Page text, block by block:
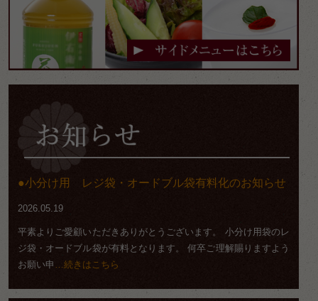
小分け用 レジ袋・オードブル袋有料化のお知らせ
2026.05.19
平素よりご愛顧いただきありがとうございます。 小分け用袋のレ
ジ袋・オードブル袋が有料となります。 何卒ご理解賜りますよう
お願い申 …続きはこちら